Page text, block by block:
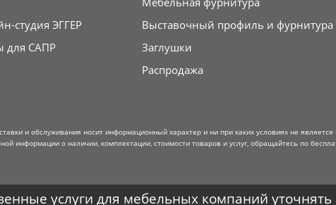
студия ЭГГЕР
для САПР
Выставочный профиль и фурнитура
Заглушки
Распродажа
и обслуживания носит информационный характер и ни при каких условиях не
информации о наличии, комплектации, стоимости товаров и услуг, обращайтесь по
услуги для мебельных компаний уточнять